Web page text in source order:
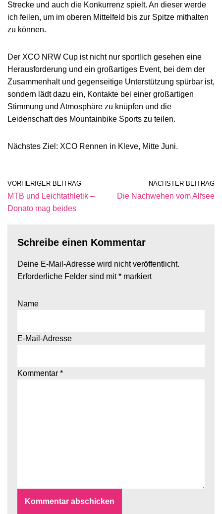
Strecke und auch die Konkurrenz spielt. An dieser werde
ich feilen, um im oberen Mittelfeld bis zur Spitze mithalten
zu können.
Der XCO NRW Cup ist nicht nur sportlich gesehen eine
Herausforderung und ein großartiges Event, bei dem der
Zusammenhalt und gegenseitige Unterstützung spürbar ist,
sondern lädt dazu ein, Kontakte bei einer großartigen
Stimmung und Atmosphäre zu knüpfen und die
Leidenschaft des Mountainbike Sports zu teilen.
Nächstes Ziel: XCO Rennen in Kleve, Mitte Juni.
VORHERIGER BEITRAG
MTB und Leichtathletik –
Donato mag beides
NÄCHSTER BEITRAG
Die Nachwehen vom Alfsee
Schreibe einen Kommentar
Deine E-Mail-Adresse wird nicht veröffentlicht.
Erforderliche Felder sind mit* markiert
Name
E-Mail-Adresse
Kommentar *